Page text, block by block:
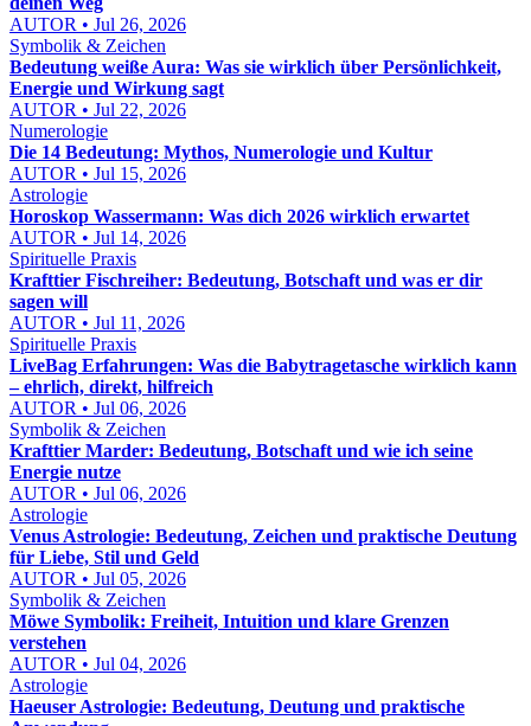
AUTOR • Jul 26, 2026
Symbolik & Zeichen
Bedeutung weiße Aura: Was sie wirklich über Persönlichkeit,
Energie und Wirkung sagt
AUTOR • Jul 22, 2026
Numerologie
Die 14 Bedeutung: Mythos, Numerologie und Kultur
AUTOR • Jul 15, 2026
Astrologie
Horoskop Wassermann: Was dich 2026 wirklich erwartet
AUTOR • Jul 14, 2026
Spirituelle Praxis
Krafttier Fischreiher: Bedeutung, Botschaft und was er dir
sagen will
AUTOR • Jul 11, 2026
Spirituelle Praxis
LiveBag Erfahrungen: Was die Babytragetasche wirklich kann
– ehrlich, direkt, hilfreich
AUTOR • Jul 06, 2026
Symbolik & Zeichen
Krafttier Marder: Bedeutung, Botschaft und wie ich seine
Energie nutze
AUTOR • Jul 06, 2026
Astrologie
Venus Astrologie: Bedeutung, Zeichen und praktische Deutung
für Liebe, Stil und Geld
AUTOR • Jul 05, 2026
Symbolik & Zeichen
Möwe Symbolik: Freiheit, Intuition und klare Grenzen
verstehen
AUTOR • Jul 04, 2026
Astrologie
Haeuser Astrologie: Bedeutung, Deutung und praktische